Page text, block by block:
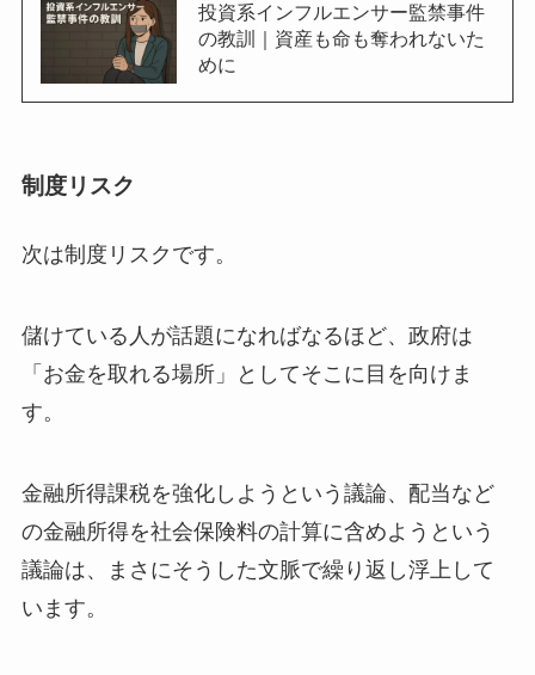
投資系インフルエンサー監禁事件
の教訓｜資産も命も奪われないた
めに
制度リスク
次は制度リスクです。
儲けている人が話題になればなるほど、政府は
「お金を取れる場所」としてそこに目を向けま
す。
金融所得課税を強化しようという議論、配当など
の金融所得を社会保険料の計算に含めようという
議論は、まさにそうした文脈で繰り返し浮上して
います。